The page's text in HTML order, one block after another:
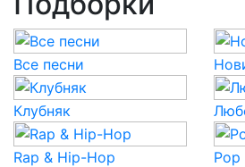
Все песни
Клубняк
Rap & Hip-Hop Pop